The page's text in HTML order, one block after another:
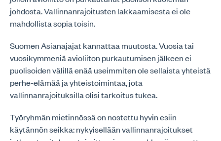
johdosta. Vallinnanrajoitusten lakkaamisesta ei ole
mahdollista sopia toisin.
Suomen Asianajajat kannattaa muutosta. Vuosia tai
vuosikymmeniä avioliiton purkautumisen jälkeen ei
puolisoiden välillä enää useimmiten ole sellaista yhteistä
perhe-elämää ja yhteistoimintaa, jota
vallinnanrajoituksilla olisi tarkoitus tukea.
Työryhmän mietinnössä on nostettu hyvin esiin
käytännön seikka: nykyisellään vallinnanrajoitukset